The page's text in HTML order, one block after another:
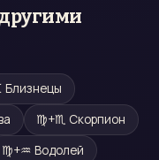
Близнецы
♍+♏ Скорпион
♍+♒ Водолей